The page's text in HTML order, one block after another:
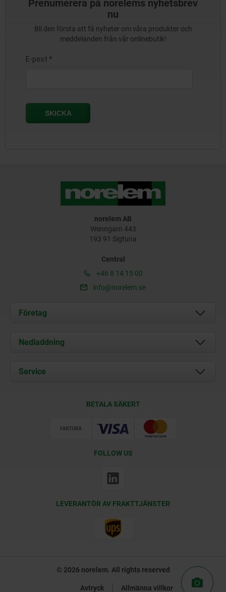
Prenumerera på norelems nyhetsbrev
nu
Bli den första att få nyheter om våra produkter och
meddelanden från vår onlinebutik!
norelem AB
Wenngarn 443
193 91 Sigtuna
Central
+46 8 14 15 00
info@norelem.se
Företag
Om oss
Kontakt
Nedladdning
Documents
Service
BETALA SÄKERT
FOLLOW US
LEVERANTÖR AV FRAKTTJÄNSTER
© 2026 norelem. All rights reserved
Avtryck Allmänna villkor